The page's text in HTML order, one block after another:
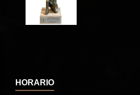
HORARIO